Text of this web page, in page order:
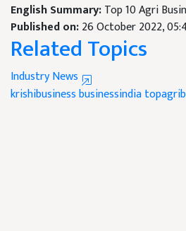
English Summary:Top 10 Agri
Published on:26 October 2022,
Related Topics
Industry News
krishibusinessbusinessindia